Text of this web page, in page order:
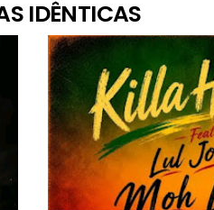
IDÊNTICAS